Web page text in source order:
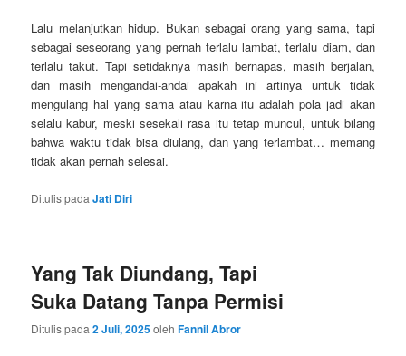
Lalu melanjutkan hidup. Bukan sebagai orang yang sama, tapi
sebagai seseorang yang pernah terlalu lambat, terlalu diam, dan
terlalu takut. Tapi setidaknya masih bernapas, masih berjalan,
dan masih mengandai-andai apakah ini artinya untuk tidak
mengulang hal yang sama atau karna itu adalah pola jadi akan
selalu kabur, meski sesekali rasa itu tetap muncul, untuk bilang
bahwa waktu tidak bisa diulang, dan yang terlambat… memang
tidak akan pernah selesai.
Ditulis pada Jati Diri
Yang Tak Diundang, Tapi
Suka Datang Tanpa Permisi
Ditulis pada2 Juli, 2025olehFannil Abror